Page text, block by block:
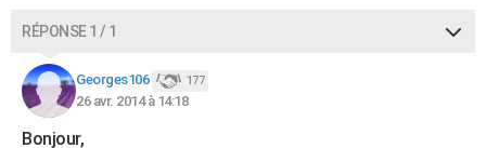
Carte de Noël
Carte Bonne année
Carte Saint-Valentin
Carte Pâques
Carte d'anniversaire
DICTIONNAIRE
Dictionnaire
Biographies
Citations
Expressions
Proverbes
RÉPONSE 1 / 1
Georges106 177
26 avr. 2014 à 14:18
Bonjour,